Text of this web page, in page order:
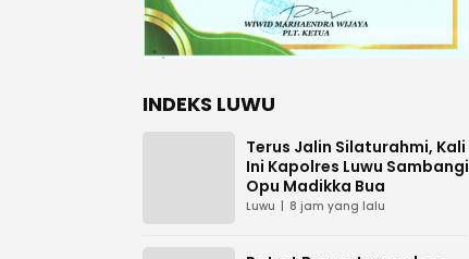
INDEKS LUWU
Terus Jalin Silaturahmi, Kali
Ini Kapolres Luwu Sambangi
Opu Madikka Bua
Luwu 8 jam yang lalu